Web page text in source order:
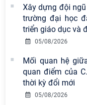
Xây dựng đội
trường đại học
triển giáo dục và
05/08/2026
Mối quan hệ
quan điểm của
thời kỳ đổi mới
05/08/2026
Chi bộ Viện Sử học
chuyên đề: Đẩy
hành tư tưởng, đạo
pháp, phong cách
Hội thảo khoa học
gian phát triển Việt
nguyên mới: Định